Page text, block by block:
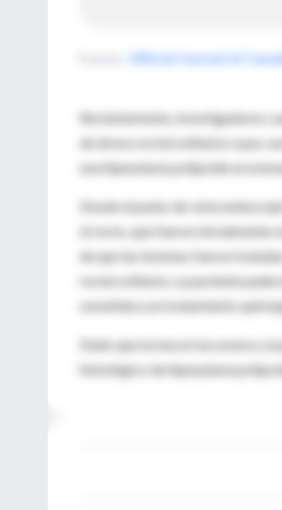
Official Journal of
Recientemente, investigadores
de úlcera rectal solitaria cuyas
una hiperplasia polipoide
Desde el punto de vista
el recto, que fueron
de que las lesiones fueron
rectal solitaria. La paciente
sometida a un tratamiento
Dado que la mucorrea severa y
histológico de hiperplasia